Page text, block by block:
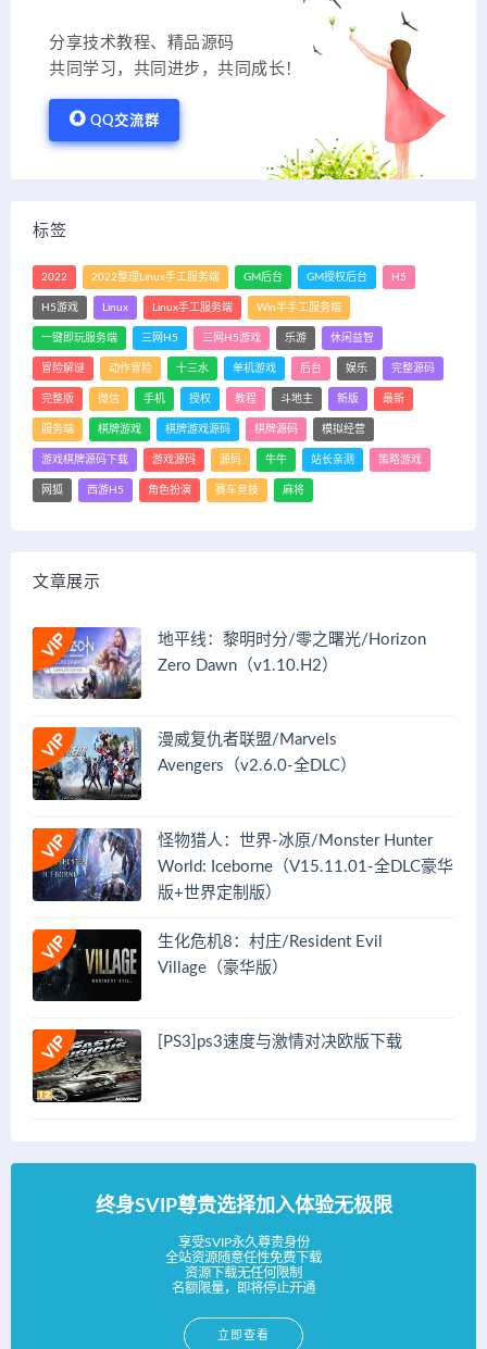
分享技术教程、精品源码
共同学习，共同进步，共同成长！
QQ交流群
标签
2022 2022整理Linux手工服务端 GM后台 GM授权后台 H5
H5游戏 Linux Linux手工服务端 Win半手工服务端
一键即玩服务端 三网H5 三网H5游戏 乐游 休闲益智
冒险解谜 动作冒险 十三水 单机游戏 后台 娱乐 完整源码
完整版 微信 手机 授权 教程 斗地主 新版 最新
服务端 棋牌游戏 棋牌游戏源码 棋牌源码 模拟经营
游戏棋牌源码下载 游戏源码 源码 牛牛 站长亲测 策略游戏
网狐 西游H5 角色扮演 赛车竞技 麻将
文章展示
地平线：黎明时分/零之曙光/Horizon
Zero Dawn（v1.10.H2）
漫威复仇者联盟/Marvels
Avengers（v2.6.0-全DLC）
怪物猎人：世界-冰原/Monster Hunter
World: Iceborne（V15.11.01-全DLC豪华
版+世界定制版）
生化危机8：村庄/Resident Evil
Village（豪华版）
[PS3]ps3速度与激情对决欧版下载
终身SVIP尊贵选择加入体验无极限
享受SVIP永久尊贵身份
全站资源随意任性免费下载
资源下载无任何限制
名额限量，即将停止开通
立即查看